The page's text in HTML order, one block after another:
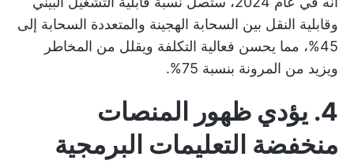
وقابلية النقل بين السحابة الهجينة والمتعددة السحابة إلى
45%، مما يحسن فعالية التكلفة ويقلل من المخاطر
ويزيد من المرونة بنسبة 75%.
4. يؤدي ظهور المنصات
منخفضة التعليمات البرمجية